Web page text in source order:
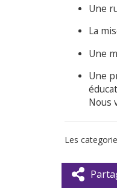
Une
La
Une
Une
Nous
Les